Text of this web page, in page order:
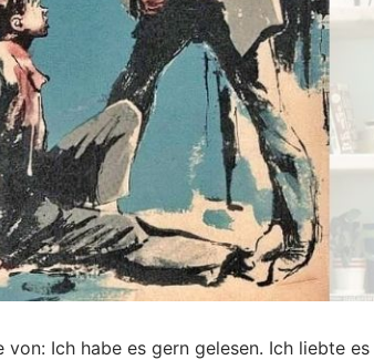
Ich habe es gern gelesen. Ich liebte es